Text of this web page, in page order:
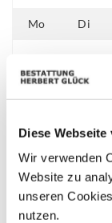
Diese
Wir verwenden
Website zu
unseren
nutzen.
Mo Di
03 04
10 11
17
24 25